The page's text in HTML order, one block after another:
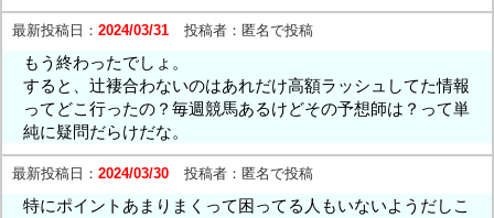
最新投稿日： 2024/03/31 投稿者： 匿名で投稿
もう終わったでしょ。
すると、辻褄合わないのはあれだけ高額ラッシュしてた情報
ってどこ行ったの？毎週競馬あるけどその予想師は？って単
純に疑問だらけだな。
最新投稿日： 2024/03/30 投稿者： 匿名で投稿
特にポイントあまりまくって困ってる人もいないようだしこ